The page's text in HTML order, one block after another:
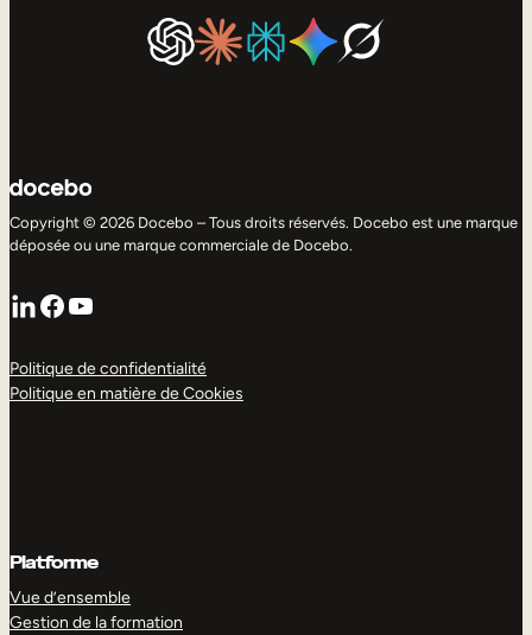
Copyright © 2026 Docebo – Tous droits réservés. Docebo est une marque
déposée ou une marque commerciale de Docebo.
LinkedIn
Facebook
YouTube
Politique de confidentialité
Politique en matière de Cookies
Platforme
Vue d’ensemble
Gestion de la formation